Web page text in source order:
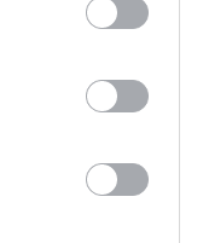
Τροχαίο με δύο
Μητέρα και γιος